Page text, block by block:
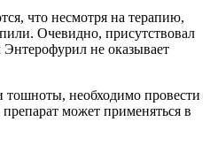
что несмотря на терапию,
Очевидно, присутствовал
не оказывает
тошноты, необходимо провести
может применяться в